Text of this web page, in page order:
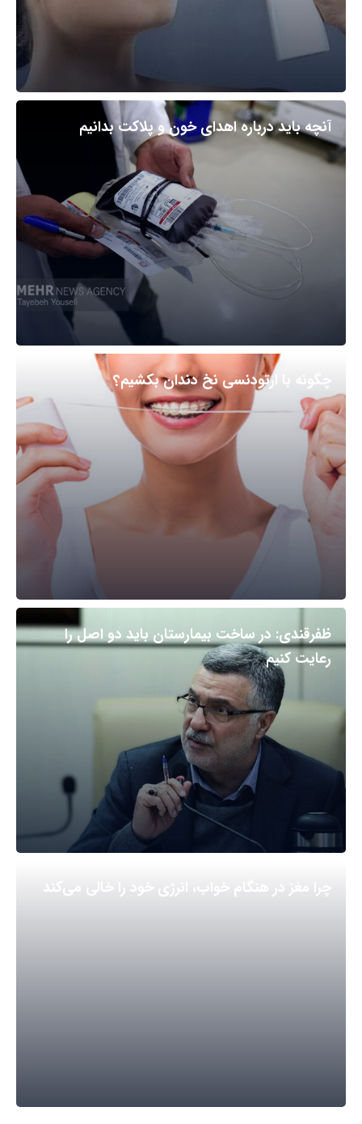
آنچه باید درباره اهدای خون و پلاکت بدانیم
چگونه با ارتودنسی نخ دندان بکشیم؟
ظفرقندی: در ساخت بیمارستان باید دو اصل را
رعایت کنیم
چرا مغز در هنگام خواب، انرژی خود را خالی می‌کند